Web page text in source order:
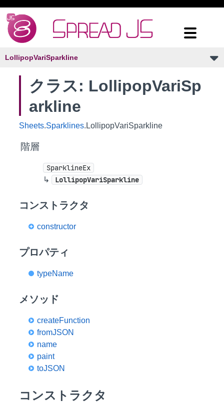
LollipopVariSparkline
クラス: LollipopVariSp
arkline
Sheets.Sparklines.LollipopVariSparkline
階層
SparklineEx
↳ LollipopVariSparkline
コンストラクタ
constructor
プロパティ
typeName
メソッド
createFunction
fromJSON
name
paint
toJSON
コンストラクタ